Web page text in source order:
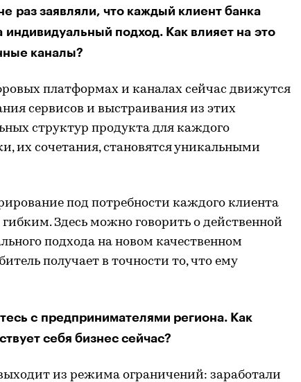
раз заявляли, что каждый клиент банка
индивидуальный подход. Как влияет на это
каналы?
платформах и каналах сейчас движутся
сервисов и выстраивания из этих
структур продукта для каждого
их сочетания, становятся уникальными
под потребности каждого клиента
Здесь можно говорить о действенной
подхода на новом качественном
получает в точности то, что ему
с предпринимателями региона. Как
себя бизнес сейчас?
из режима ограничений: заработали